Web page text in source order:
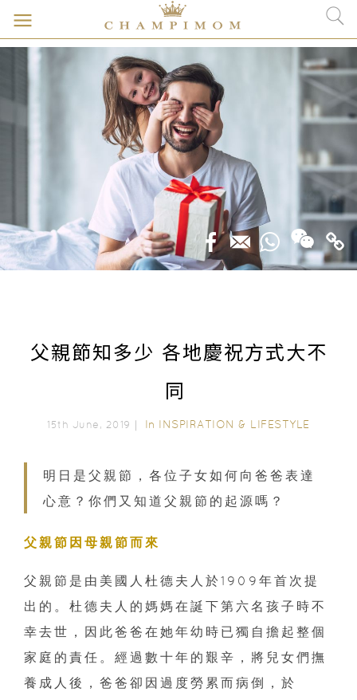
父親節知多少 各地慶祝方式大不
同
15th June, 2019｜ In INSPIRATION & LIFESTYLE
明日是父親節，各位子女如何向爸爸表達
心意？你們又知道父親節的起源嗎？
父親節因母親節而來
父親節是由美國人杜德夫人於1909年首次提
出的。杜德夫人的媽媽在誕下第六名孩子時不
幸去世，因此爸爸在她年幼時已獨自擔起整個
家庭的責任。經過數十年的艱辛，將兒女們撫
養成人後，爸爸卻因過度勞累而病倒，於